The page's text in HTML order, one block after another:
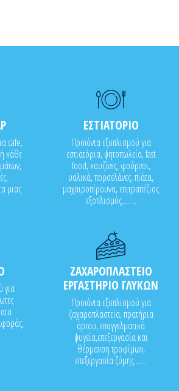
cafe,
κάθε
μιας
ΕΣΤΙΑΤΟΡΙΟ
Προϊόντα εξοπλισμού για
εστιατόρια, ψητοπωλεία, fast
food, κουζίνες, φούρνοι,
υαλικά, πορσελάνες, πιάτα,
μαχαιροπίρουνα, επιτραπέζιος
εξοπλισμός........
για
ΖΑΧΑΡΟΠΛΑΣΤΕΙΟ
ΕΡΓΑΣΤΗΡΙΟ ΓΛΥΚΩΝ
Προϊόντα εξοπλισμού για
ζαχαροπλαστεία, πρατήρια
άρτου, επαγγελματικά
ψυγεία,επεξεργασία και
θέρμανση τροφίμων,
επεξεργασία ζύμης.......